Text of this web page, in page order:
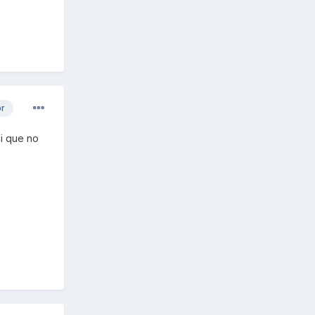
que no